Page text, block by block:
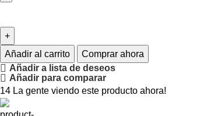
Añadir al carrito
Comprar ahora
Añadir a lista de deseos
Añadir para comparar
14 La gente viendo este producto ahora!